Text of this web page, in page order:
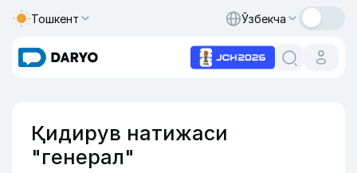
Тошкент Ўзбекча
Қидирув натижаси
"генерал"